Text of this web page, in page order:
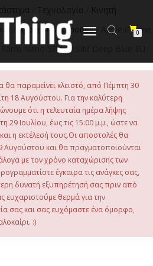
Εναλλαγή
0
Τεχνολογία
Κινητή
Apple Smartphones/ Apple iPhone
Nano-SIM +eSIM Deep Blue EU
θα παραμείνει κλειστό, από Πέμπτη 30
18 Αυγούστου. Για την καλύτερη
ότι η τελευταία ημέρα λήψης
29 Ιουλίου, έως τις 15:00 μ.μ., ώστε να
η εκτέλεσή τους.Οι αποστολές θα
Αυγούστου και θα πραγματοποιούνται
με τον χρόνο καταχώρισης των
έγκαιρα τις ανάγκες σας,
δυνατή εξυπηρέτησή σας πριν από
ευχαριστούμε θερμά για την
σας και σας ευχόμαστε ένα όμορφο,
:)